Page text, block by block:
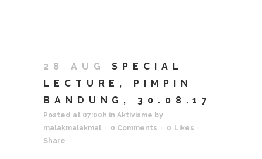
28 AUG
SPECIAL
LECTURE, PIMPIN
BANDUNG, 30.08.17
Posted at 07:00h in Aktivisme by
malakmalakmal
0 Comments 0
Likes
Share